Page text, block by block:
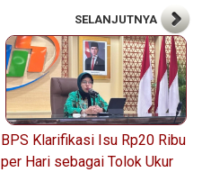
SELANJUTNYA
BPS Klarifikasi Isu Rp20 Ribu
per Hari sebagai Tolok Ukur